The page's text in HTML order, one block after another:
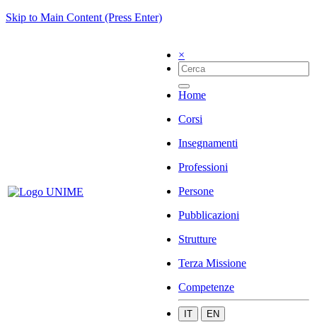
Skip to Main Content (Press Enter)
×
Home
Corsi
Insegnamenti
Professioni
Persone
Pubblicazioni
Strutture
Terza Missione
Competenze
IT EN